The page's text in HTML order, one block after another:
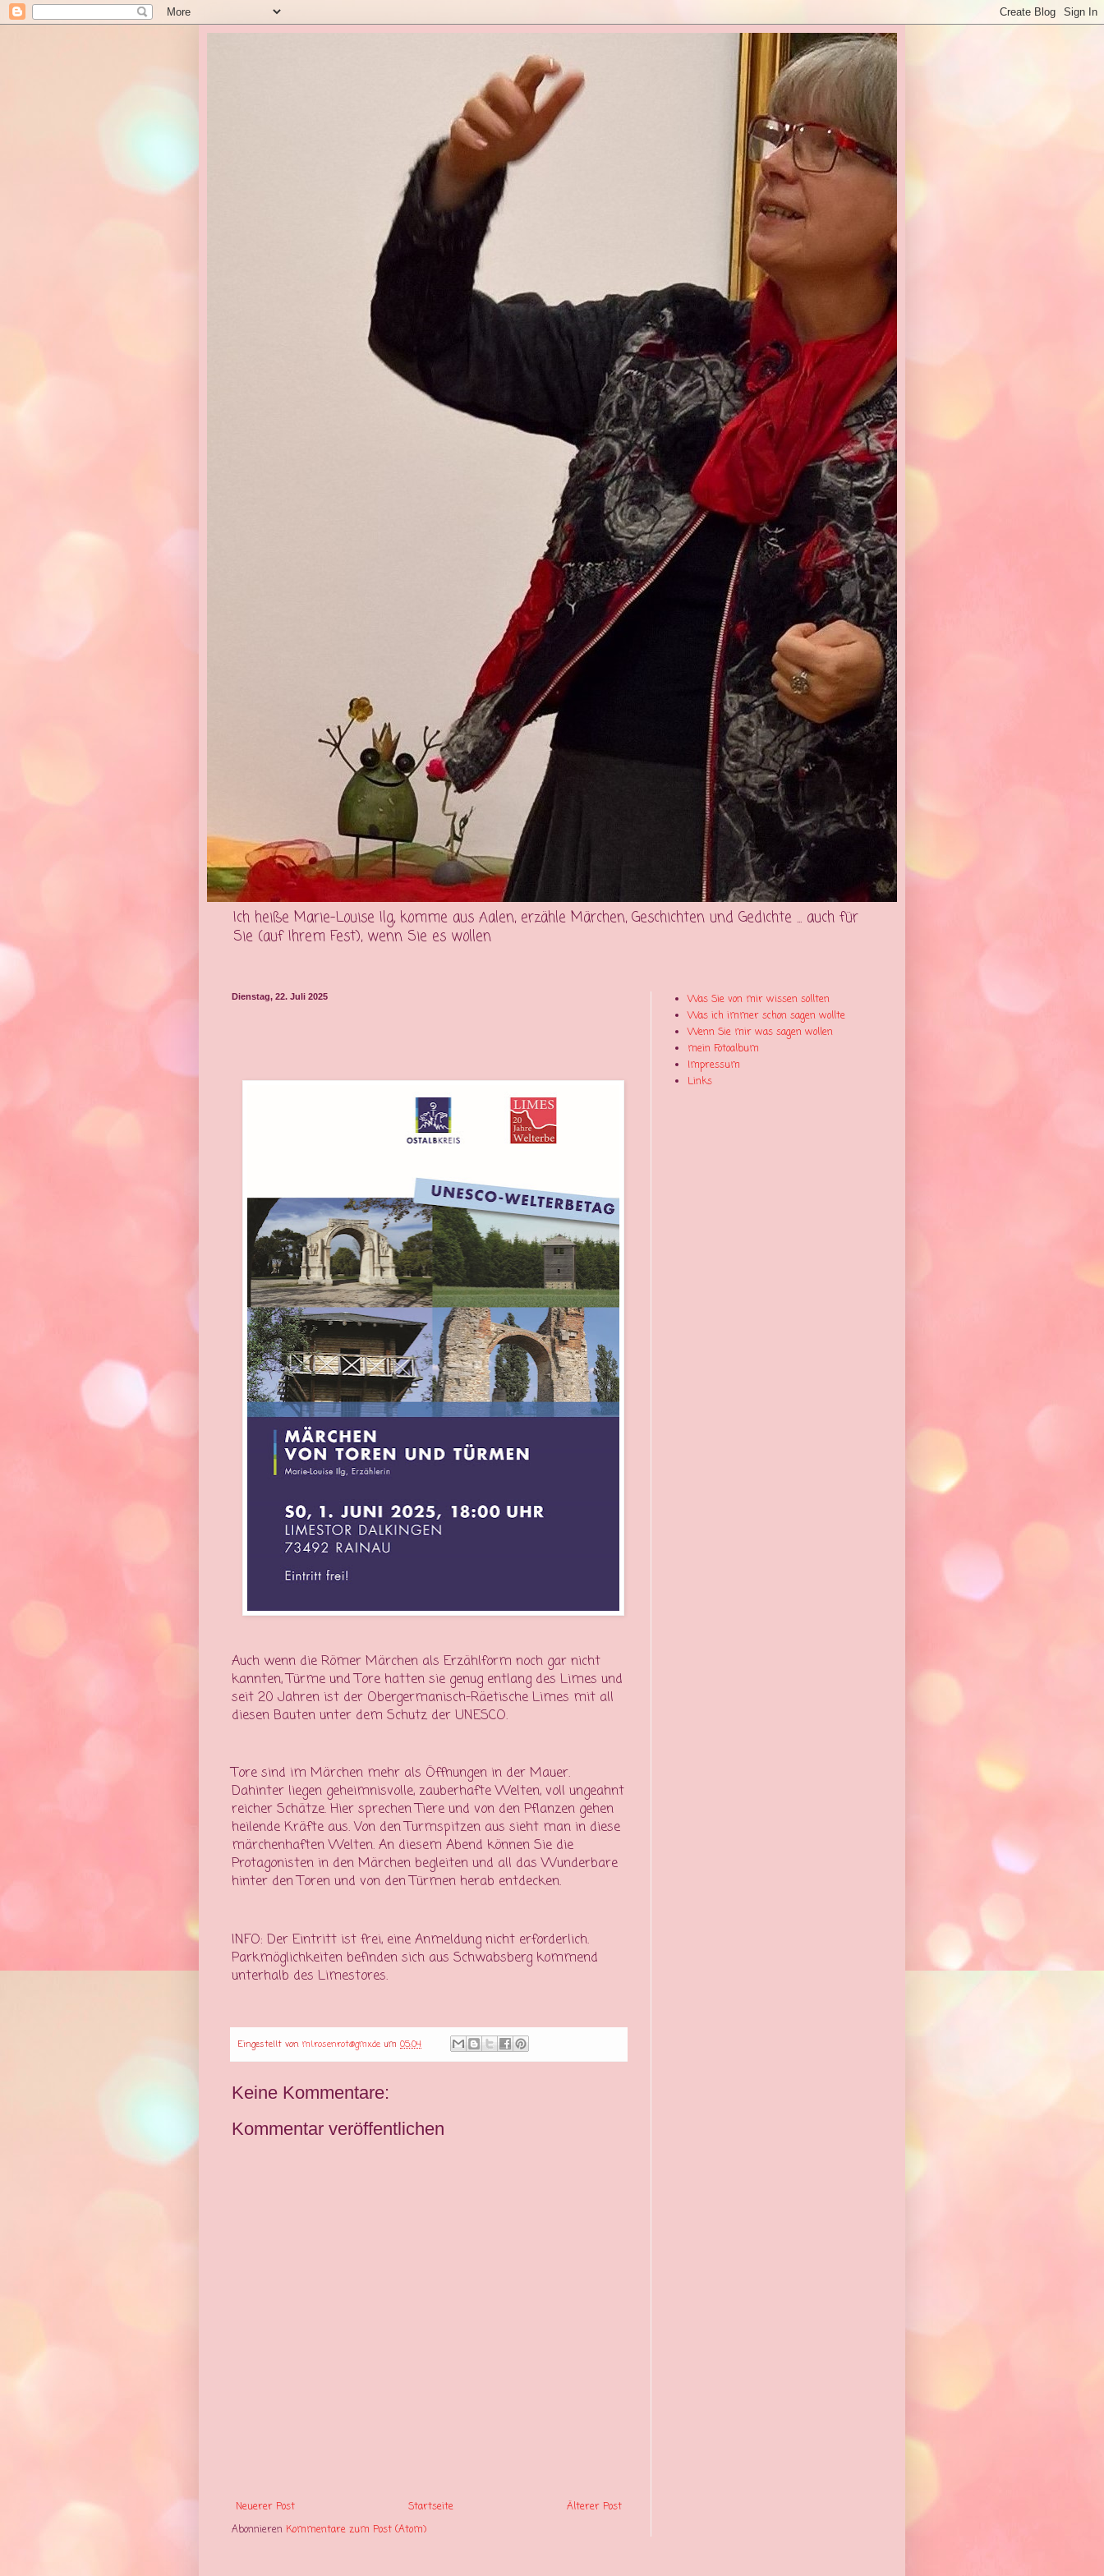
Ich heiße Marie-Louise Ilg, komme aus Aalen, erzähle Märchen, Geschichten und Gedichte ... auch für
Sie (auf Ihrem Fest), wenn Sie es wollen
Dienstag, 22. Juli 2025
Auch wenn die Römer Märchen als Erzählform noch gar nicht
kannten, Türme und Tore hatten sie genug entlang des Limes und
seit 20 Jahren ist der Obergermanisch-Räetische Limes mit all
diesen Bauten unter dem Schutz der UNESCO.
Tore sind im Märchen mehr als Öffnungen in der Mauer.
Dahinter liegen geheimnisvolle, zauberhafte Welten, voll ungeahnt
reicher Schätze. Hier sprechen Tiere und von den Pflanzen gehen
heilende Kräfte aus. Von den Turmspitzen aus sieht man in diese
märchenhaften Welten. An diesem Abend können Sie die
Protagonisten in den Märchen begleiten und all das Wunderbare
hinter den Toren und von den Türmen herab entdecken.
INFO: Der Eintritt ist frei, eine Anmeldung nicht erforderlich.
Parkmöglichkeiten befinden sich aus Schwabsberg kommend
unterhalb des Limestores.
Eingestellt von ml.rosenrot@gmx.de um 05:04
Keine Kommentare:
Kommentar veröffentlichen
Neuerer Post Älterer Post
Startseite
Abonnieren Kommentare zum Post (Atom)
Was Sie von mir wissen sollten
Was ich immer schon sagen wollte
Wenn Sie mir was sagen wollen
mein Fotoalbum
Impressum
Links